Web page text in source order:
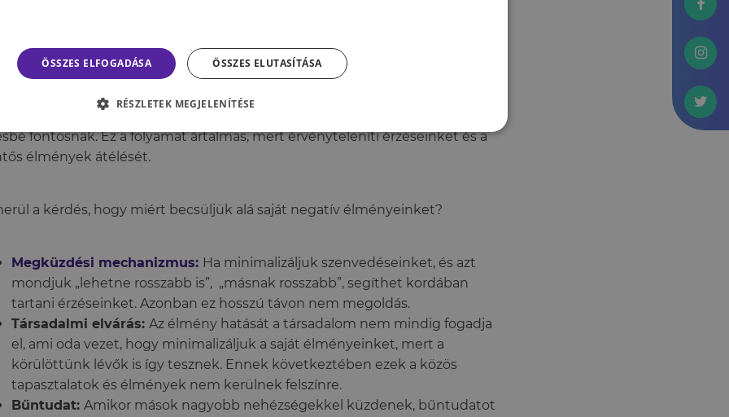
minimalizálásához vezet.
fontosnak. Ez a folyamat ártalmas, mert érvényteleníti érzéseinket és a
élmények átélését.
a kérdés, hogy miért becsüljük alá saját negatív élményeinket?
Megküzdési mechanizmus: Ha minimalizáljuk szenvedéseinket, és azt
mondjuk „lehetne rosszabb is”, „másnak rosszabb”, segíthet kordában
tartani érzéseinket. Azonban ez hosszú távon nem megoldás.
Társadalmi elvárás: Az élmény hatását a társadalom nem mindig fogadja
el, ami oda vezet, hogy minimalizáljuk a saját élményeinket, mert a
körülöttünk lévők is így tesznek. Ennek következtében ezek a közös
tapasztalatok és élmények nem kerülnek felszínre.
Bűntudat: Amikor mások nagyobb nehézségekkel küzdenek, bűntudatot
ÖSSZES ELFOGADÁSA ÖSSZES ELUTASÍTÁSA
RÉSZLETEK MEGJELENÍTÉSE